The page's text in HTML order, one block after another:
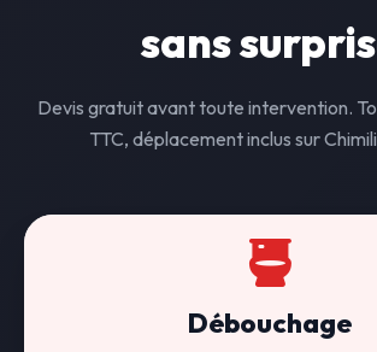
sans
Devis gratuit avant toute intervention.
TTC, déplacement inclus sur
Débouchage